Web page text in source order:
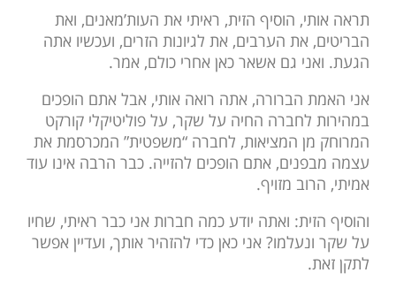
תראה אותי, הוסיף הזית, ראיתי את העות’מאנים, ואת
הבריטים, את הערבים, את לגיונות הזרים, ועכשיו אתה
הגעת. ואני גם אשאר כאן אחרי כולם, אמר.
אני האמת הברורה, אתה רואה אותי, אבל אתם הופכים
במהירות לחברה החיה על שקר, על פוליטיקלי קורקט
המרוחק מן המציאות, לחברה “משפטית” המכרסמת את
עצמה מבפנים, אתם הופכים להזייה. כבר הרבה אינו עוד
אמיתי, הרוב מזויף.
והוסיף הזית: ואתה יודע כמה חברות אני כבר ראיתי, שחיו
על שקר ונעלמו? אני כאן כדי להזהיר אותך, ועדיין אפשר
לתקן זאת.